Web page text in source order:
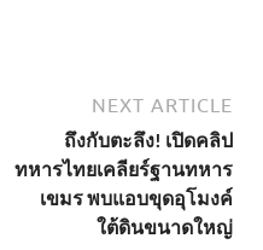
NEXT ARTICLE
ถึงกับตะลึง! เปิดคลิป
ทหารไทยเคลียร์ฐานทหาร
เขมร พบแอบขุดอุโมงค์
ใต้ดินขนาดใหญ่